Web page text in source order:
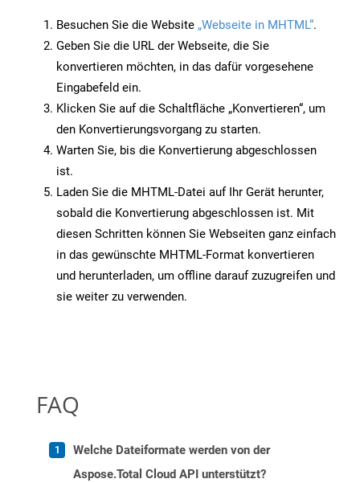
Besuchen Sie die Website „Webseite in MHTML“.
Geben Sie die URL der Webseite, die Sie
konvertieren möchten, in das dafür vorgesehene
Eingabefeld ein.
Klicken Sie auf die Schaltfläche „Konvertieren“, um
den Konvertierungsvorgang zu starten.
Warten Sie, bis die Konvertierung abgeschlossen
ist.
Laden Sie die MHTML-Datei auf Ihr Gerät herunter,
sobald die Konvertierung abgeschlossen ist. Mit
diesen Schritten können Sie Webseiten ganz einfach
in das gewünschte MHTML-Format konvertieren
und herunterladen, um offline darauf zuzugreifen und
sie weiter zu verwenden.
FAQ
Welche Dateiformate werden von der
Aspose.Total Cloud API unterstützt?